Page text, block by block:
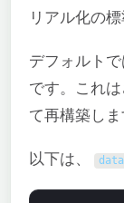
リアル化の標
デフォルト
です。これ
て再構築しま
以下は、